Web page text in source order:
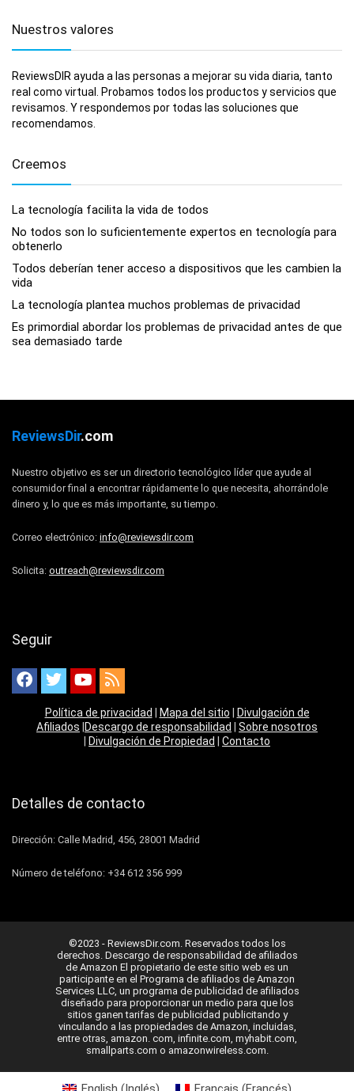
Nuestros valores
ReviewsDIR ayuda a las personas a mejorar su vida diaria, tanto
real como virtual. Probamos todos los productos y servicios que
revisamos. Y respondemos por todas las soluciones que
recomendamos.
Creemos
La tecnología facilita la vida de todos
No todos son lo suficientemente expertos en tecnología para
obtenerlo
Todos deberían tener acceso a dispositivos que les cambien la
vida
La tecnología plantea muchos problemas de privacidad
Es primordial abordar los problemas de privacidad antes de que
sea demasiado tarde
ReviewsDir.com
Nuestro objetivo es ser un directorio tecnológico líder que ayude al
consumidor final a encontrar rápidamente lo que necesita, ahorrándole
dinero y, lo que es más importante, su tiempo.
Correo electrónico: info@reviewsdir.com
Solicita: outreach@reviewsdir.com
Seguir
Política de privacidad Mapa del sitio
Divulgación de
Afiliados Descargo de responsabilidad
Sobre nosotros
Divulgación de Propiedad Contacto
Detalles de contacto
Dirección: Calle Madrid, 456, 28001 Madrid
Número de teléfono: +34 612 356 999
©2023 - ReviewsDir.com. Reservados todos los
derechos. Descargo de responsabilidad de afiliados
de Amazon El propietario de este sitio web es un
participante en el Programa de afiliados de Amazon
Services LLC, un programa de publicidad de afiliados
diseñado para proporcionar un medio para que los
sitios ganen tarifas de publicidad publicitando y
vinculando a las propiedades de Amazon, incluidas,
entre otras, amazon. com, infinite.com, myhabit.com,
smallparts.com o amazonwireless.com.